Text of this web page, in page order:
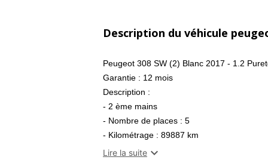
Description du véhicule
Peugeot 308 SW (2) Blanc 2017 - 1.2
Garantie : 12 mois
Description :
- 2 ème mains
- Nombre de places : 5
- Kilométrage : 89887 km
- Emission co2 : 106 g/km
Lire la suite 